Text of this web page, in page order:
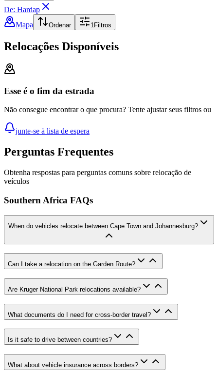
De: Hardap
Mapa
Ordenar 1Filtros
Relocações Disponíveis
Esse é o fim da estrada
Não consegue encontrar o que procura? Tente ajustar seus filtros ou
junte-se à lista de espera
Perguntas Frequentes
Obtenha respostas para perguntas comuns sobre relocação de
veículos
Southern Africa FAQs
When do vehicles relocate between Cape Town and Johannesburg?
Can I take a relocation on the Garden Route?
Are Kruger National Park relocations available?
What documents do I need for cross-border travel?
Is it safe to drive between countries?
What about vehicle insurance across borders?